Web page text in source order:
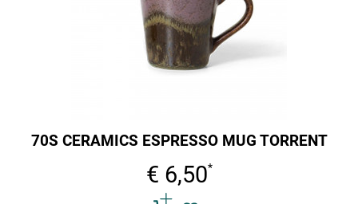
70S CERAMICS ESPRESSO MUG TORRENT
€ 6,50*